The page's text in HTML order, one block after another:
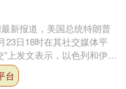
新报道，美国总统特朗普
23日18时在其社交媒体平
”上发文表示，以色列和伊朗
火。 特朗普发文时间为美
台